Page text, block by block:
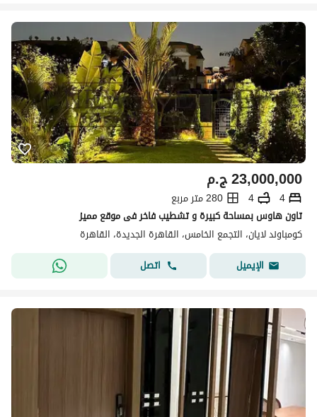
ج.م23,000,000
4
4
280 متر مربع
تاون هاوس بمساحة كبيرة و تشطيب فاخر فى موقع مميز
كومباوند لايان، التجمع الخامس، القاهرة الجديدة، القاهرة
الإيميل
اتصل